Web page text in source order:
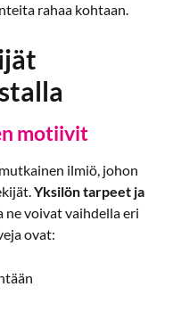
rahaa kohtaan.
motiivit
ilmiö, johon
Yksilön tarpeet ja
ne voivat vaihdella eri
ovat: